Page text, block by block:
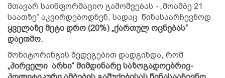
მთავარ საინფორმაციო გამოშვებას - „მოამბე 21
საათზე“ აკვირდებოდნენ, სადაც წინასაარჩევნოდ
ყველაზე მეტი დრო (20%) „ქართულ ოცნებას“
დაეთმო.
მონიტორინგის შედეგებით დადგინდა, რომ
„პირველი არხი“ მიმდინარე საზოგადოებრივ-